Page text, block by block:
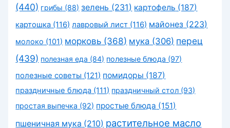
(440) грибы (88) зелень (231) картофель (187)
картошка (116) лавровый лист (116) майонез (223)
молоко (101) морковь (368) мука (306) перец
(439) полезная еда (84) полезные блюда (97)
полезные советы (121) помидоры (187)
праздничные блюда (111) праздничный стол (93)
простая выпечка (92) простые блюда (151)
пшеничная мука (210) растительное масло